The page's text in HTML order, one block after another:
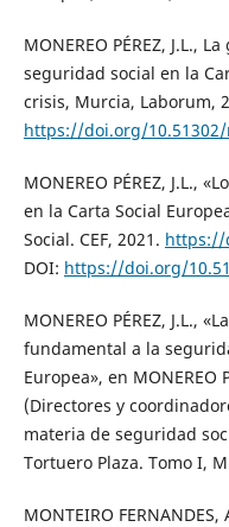
MONEREO PÉREZ, J.L.,
seguridad social en la
crisis, Murcia, Laborum,
https://doi.org/10.51302/
MONEREO PÉREZ, J.L.,
en la Carta Social
Social. CEF, 2021. https://
DOI: https://doi.org/
MONEREO PÉREZ, J.L.,
fundamental a la
Europea», en MONEREO
(Directores y
materia de seguridad
Tortuero Plaza. Tomo I,
MONTEIRO